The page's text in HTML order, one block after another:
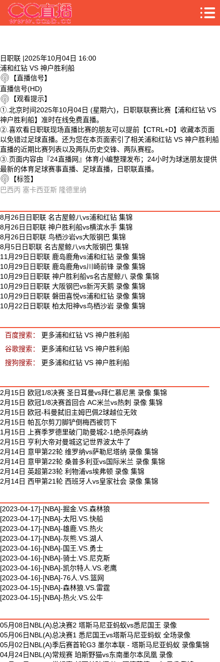
日职联 |2025年10月04日 16:00
浦和红钻 VS 神户胜利船
【直播信号】
直播信号(HD)
【观看提示】
①.北京时间2025年10月04日 (星期六)，日职联联赛比赛【浦和红钻 VS
神户胜利船】准时在线免费直播。
②.喜欢看日职联现场直播比赛的朋友可以提前【CTRL+D】收藏本页面
以免错过足球直播。还为您在本页面索引了相关浦和红钻 VS 神户胜利船
直播的近期比赛列表以及两队历史交锋、两队赛程。
③.页面内容由『24直播网』体育小编整理发布；24小时为球迷朋友提供
最新的体育足球赛事直播、足球直播，日职联直播。
【标签】
巴西丙 塞卡西亚斯 隆德里纳
8月26日日职联 名古屋鲸八vs浦和红钻 集锦
8月26日日职联 神户胜利船vs横滨水手 集锦
8月26日日职联 鸟栖沙岩vs大阪钢巴 集锦
8月5日日职联 名古屋鲸八vs大阪钢巴 集锦
11月29日日职联 鹿岛鹿角vs浦和红钻 录像 集锦
10月29日日职联 鹿岛鹿角vs川崎前锋 录像 集锦
10月29日日职联 神户胜利船vs名古屋鲸八 录像 集锦
10月29日日职联 大阪钢巴vs新泻天鹅 录像 集锦
10月29日日职联 磐田喜悦vs浦和红钻 录像 集锦
10月22日日职联 柏太阳神vs鸟栖沙岩 录像 集锦
百度搜索：
更多浦和红钻 VS 神户胜利船
谷歌搜索：
更多浦和红钻 VS 神户胜利船
搜狗搜索：
更多浦和红钻 VS 神户胜利船
2月15日 欧冠1/8决赛 圣日耳曼vs拜仁慕尼黑 录像 集锦
2月15日 欧冠1/8决赛首回合 AC米兰vs热刺 录像 集锦
2月15日 欧冠-科曼弑旧主姆巴佩2球越位无效
2月15日 帕瓦尔剪刀脚铲倒梅西被罚下
1月15日 上赛季罗德里破门助曼城2-1绝杀阿森纳
2月15日 亨利大帝对曼城这记世界波太牛了
2月14日 意甲第22轮 维罗纳vs萨勒尼塔纳 录像 集锦
2月14日 意甲第22轮 桑普多利亚vs国际米兰 录像 集锦
2月14日 英超第23轮 利物浦vs埃弗顿 录像 集锦
2月14日 西甲第21轮 西班牙人vs皇家社会 录像 集锦
[2023-04-17]-[NBA]-掘金.VS.森林狼
[2023-04-17]-[NBA]-太阳.VS.快船
[2023-04-17]-[NBA]-雄鹿.VS.热火
[2023-04-17]-[NBA]-灰熊.VS.湖人
[2023-04-16]-[NBA]-国王.VS.勇士
[2023-04-16]-[NBA]-骑士.VS.尼克斯
[2023-04-16]-[NBA]-凯尔特人.VS.老鹰
[2023-04-16]-[NBA]-76人.VS.篮网
[2023-04-15]-[NBA]-森林狼.VS.雷霆
[2023-04-15]-[NBA]-热火.VS.公牛
05月08日NBL(A)总决赛2 塔斯马尼亚蚂蚁vs悉尼国王 录像
05月06日NBL(A)总决赛1 悉尼国王vs塔斯马尼亚蚂蚁 全场录像
05月02日NBL(A)季后赛首轮G3 墨尔本联 - 塔斯马尼亚蚂蚁 录像集锦
04月24日NBL(A)常规赛 珀斯野猫vs东南墨尔本凤凰 录像